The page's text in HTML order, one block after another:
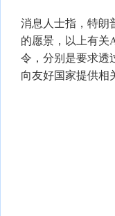
消息人士指，特朗
的愿景，以上有关
令，分别是要求透
向友好国家提供相